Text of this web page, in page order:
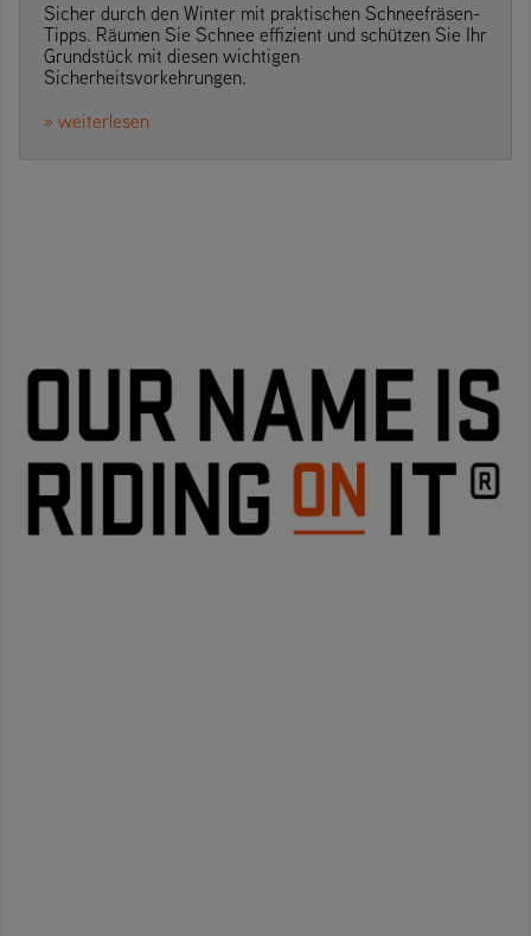
Sicher durch den Winter mit praktischen Schneefräsen-
Tipps. Räumen Sie Schnee effizient und schützen Sie Ihr
Grundstück mit diesen wichtigen
Sicherheitsvorkehrungen.
» weiterlesen